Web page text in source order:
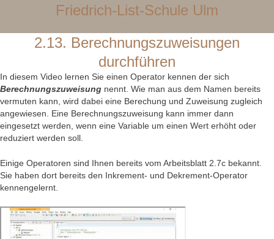
Friedrich-List-Schule Ulm
2.13. Berechnungszuweisungen
durchführen
In diesem Video lernen Sie einen Operator kennen der sich
Berechnungszuweisung nennt. Wie man aus dem Namen bereits
vermuten kann, wird dabei eine Berechung und Zuweisung zugleich
angewiesen. Eine Berechnungszuweisung kann immer dann
eingesetzt werden, wenn eine Variable um einen Wert erhöht oder
reduziert werden soll.
Einige Operatoren sind Ihnen bereits vom Arbeitsblatt 2.7c bekannt.
Sie haben dort bereits den Inkrement- und Dekrement-Operator
kennengelernt.